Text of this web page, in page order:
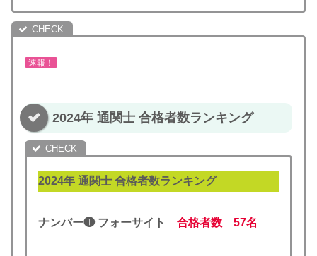
速報！
2024年 通関士 合格者数ランキング
2024年 通関士 合格者数ランキング
ナンバー❶ フォーサイト 合格者数 57名